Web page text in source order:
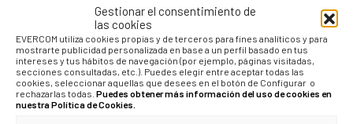
Gestionar el consentimiento de
las cookies
EVERCOM utiliza cookies propias y de terceros para fines analíticos y para
mostrarte publicidad personalizada en base a un perfil basado en tus
intereses y tus hábitos de navegación (por ejemplo, páginas visitadas,
secciones consultadas, etc.). Puedes elegir entre aceptar todas las
cookies, seleccionar aquellas que desees en el botón de Configurar o
rechazarlas todas. Puedes obtener más información del uso de cookies en
nuestra Política de Cookies.
"Con Lovys comprobamos que